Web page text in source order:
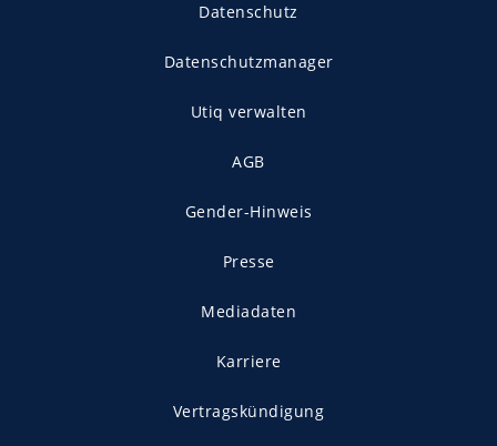
Datenschutz
Datenschutzmanager
Utiq verwalten
AGB
Gender-Hinweis
Presse
Mediadaten
Karriere
Vertragskündigung